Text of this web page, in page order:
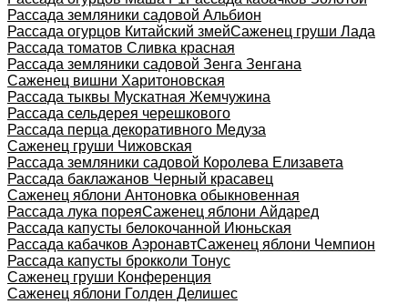
Рассада земляники садовой Альбион
Рассада огурцов Китайский змейСаженец груши Лада
Рассада томатов Сливка красная
Рассада земляники садовой Зенга Зенгана
Саженец вишни Харитоновская
Рассада тыквы Мускатная Жемчужина
Рассада сельдерея черешкового
Рассада перца декоративного Медуза
Саженец груши Чижовская
Рассада земляники садовой Королева Елизавета
Рассада баклажанов Черный красавец
Саженец яблони Антоновка обыкновенная
Рассада лука пореяСаженец яблони Айдаред
Рассада капусты белокочанной Июньская
Рассада кабачков АэронавтСаженец яблони Чемпион
Рассада капусты брокколи Тонус
Саженец груши Конференция
Саженец яблони Голден Делишес